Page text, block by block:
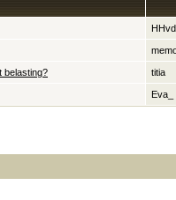
belasting? titia
Eva_